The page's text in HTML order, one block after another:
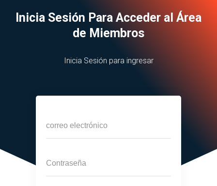
Inicia Sesión Para Acceder al Área
de Miembros
Inicia Sesión para ingresar